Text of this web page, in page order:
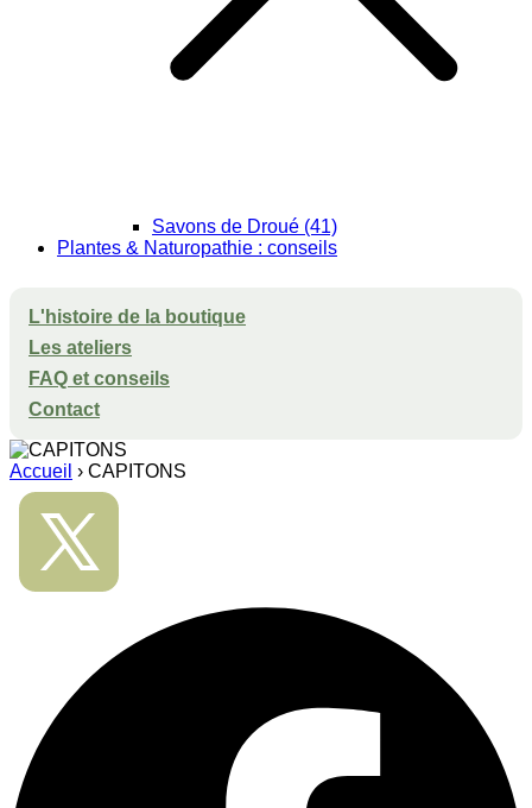
Savons de Droué (41)
Plantes & Naturopathie : conseils
L'histoire de la boutique
Les ateliers
FAQ et conseils
Contact
Accueil › CAPITONS